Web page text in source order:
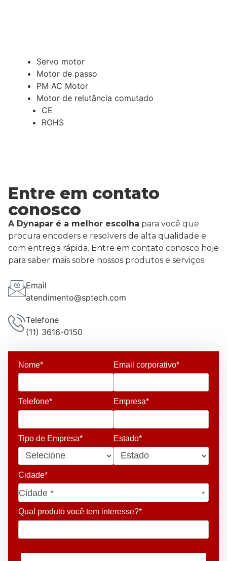
Servo motor
Motor de passo
PM AC Motor
Motor de relutância comutado
CE
ROHS
Entre em contato
conosco
A Dynapar é a melhor escolha para você que
procura encoders e resolvers de alta qualidade e
com entrega rápida. Entre em contato conosco hoje
para saber mais sobre nossos produtos e serviços
Email
atendimento@sptech.com
Telefone
(11) 3616-0150
Nome* Email corporativo*
Telefone* Empresa*
Tipo de Empresa* Estado*
Cidade*
Cidade *
Cidade*
Qual produto você tem interesse?*